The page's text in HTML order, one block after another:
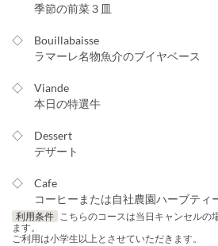
季節の前菜３皿
◇ Bouillabaisse
ラマーレ名物魚介のブイヤベース
◇ Viande
本日の特選牛
◇ Dessert
デザート
◇ Cafe
コーヒーまたは自社農園ハーブティ
利用条件
こちらのコースは当日キャンセルの
ます。
ご利用は小学生以上とさせていただきます。